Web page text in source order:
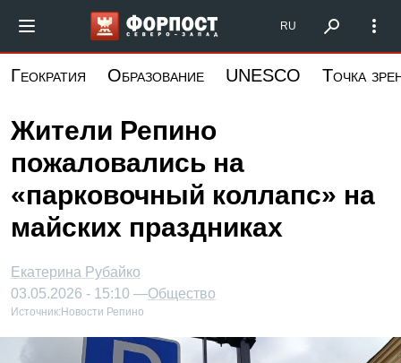
основному
Форпост Северо-Запад
RU
Геократия Образование UNESCO Точка
Жители Репино
пожаловались на
«парковочный коллапс» на
майских праздниках
Екатерина Рубайко
03.05.2026 - 15:10 —Общество
Источник: Новости Репино